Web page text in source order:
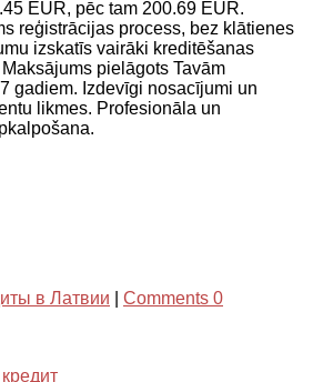
EUR, pēc tam 200.69 EUR.
reģistrācijas process, bez klātienes
izskatīs vairāki kreditēšanas
pielāgots Tavām
gadiem. Izdevīgi nosacījumi un
likmes. Profesionāla un
в Латвии
Comments 0